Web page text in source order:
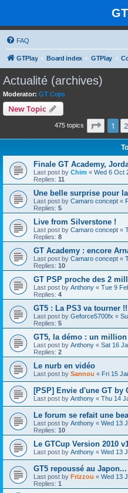
FAQ
GTPlay Board index GTPlay
Actualité (archives)
Moderator: GT Cops
New Topic
475 topics Page 1
1 2
Finale GT Academy,
Last post by Chim « Wed 6 Oct
Replies: 11
Une belle surprise pour
Last post by Camaro concept «
Replies: 5
Live from Silverstone !
Last post by Camaro concept «
Replies: 8
GT Academy : encore
Last post by Camaro concept «
Replies: 10
GT PSP proche des 2
Last post by Anthony « Tue 9
Replies: 4
GT5 : La PS3 va tourner
Last post by Geforce5700fx «
Replies: 5
GT5, la démo : un
Last post by Anthony « Sat 16
Replies: 2
Le nurb en vidéo
Last post by Sannou « Fri 15
[PSP] Envie d'une GT by
Last post by Anthony « Thu 14
Le forum se refait une
Last post by Anthony « Wed 13
Replies: 10
Le GTCup Version 2010
Last post by Anthony « Wed 13
GT5 repoussé au
Last post by Frizzou « Wed 13
Replies: 1